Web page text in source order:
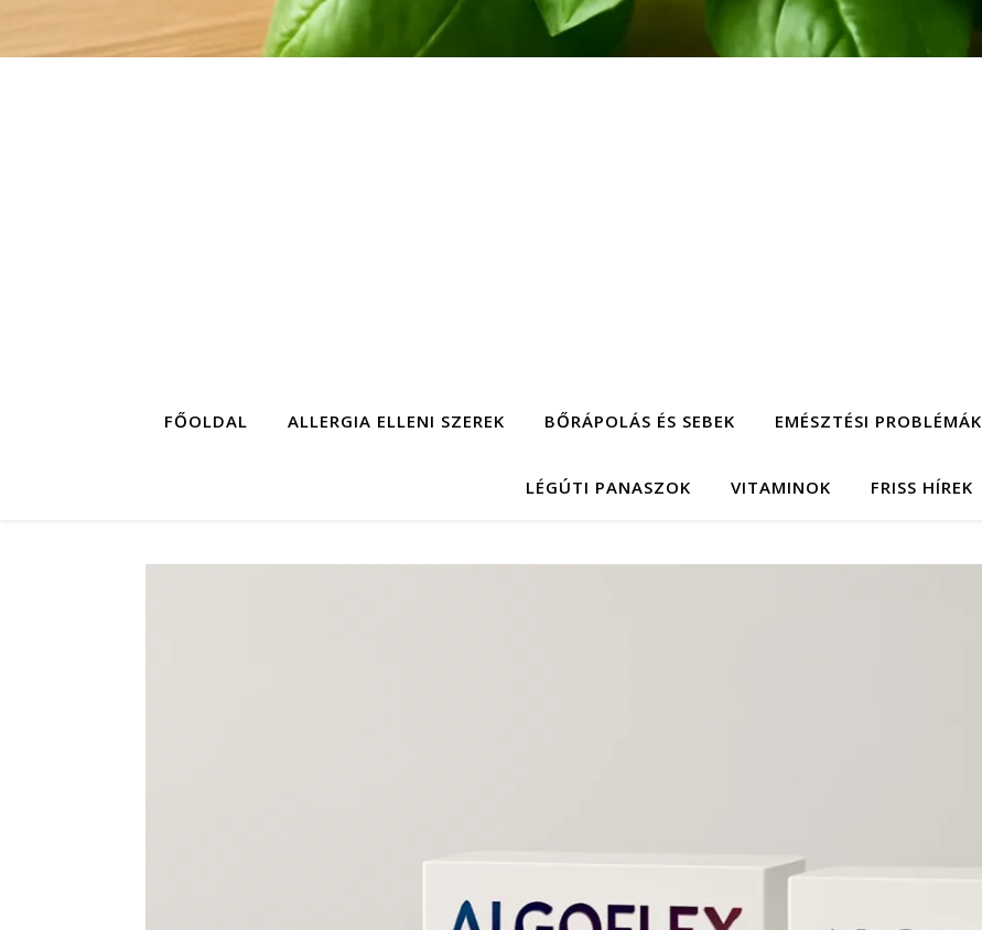
FŐOLDAL ALLERGIA ELLENI SZEREK BŐRÁPOLÁS ÉS SEBEK EMÉSZTÉSI PROBLÉMÁK
LÉGÚTI PANASZOK VITAMINOK FRISS HÍREK